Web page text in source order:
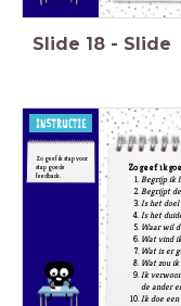
Slide 18 - Slide
Zo geef ik
Begrijp ik
Begrijpt
Is het
Is het
Waar wil
Wat vind
Wat is er
Wat zou ik
Ik
de ander
Ik doe
Zo geef ik stap voor
stap goede
feedback.